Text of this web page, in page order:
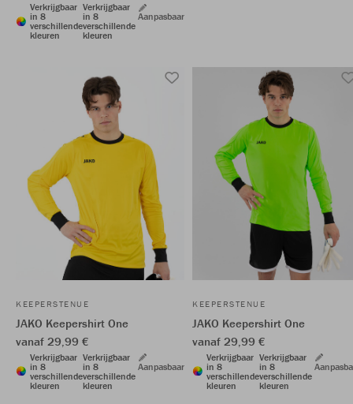
Verkrijgbaar
in 8
verschillende
kleuren
Verkrijgbaar
in 8
verschillende
kleuren
Aanpasbaar
KEEPERSTENUE
JAKO Keepershirt One
vanaf 29,99 €
Verkrijgbaar
in 8
verschillende
kleuren
Verkrijgbaar
in 8
verschillende
kleuren
Aanpasbaar
KEEPERSTENUE
JAKO Keepershirt One
vanaf 29,99 €
Verkrijgbaar
in 8
verschillende
kleuren
Verkrijgbaar
in 8
verschillende
kleuren